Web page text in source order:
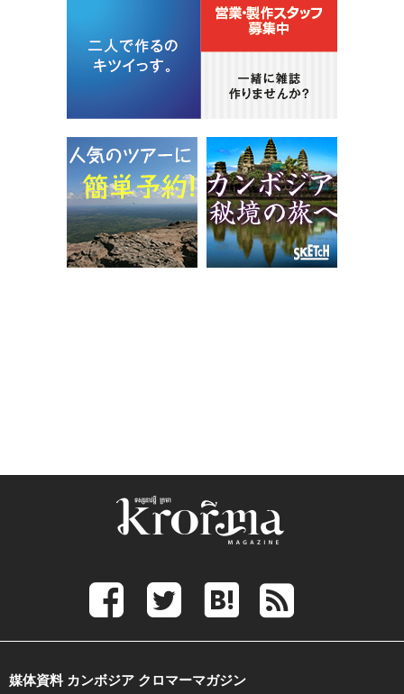
媒体資料 カンボジア クロマーマガジン